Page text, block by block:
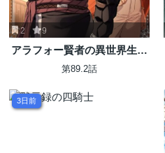
2 9
アラフォー賢者の異世界生活
日記 ～気ままな異世界教師ラ
第89.2話
3日前